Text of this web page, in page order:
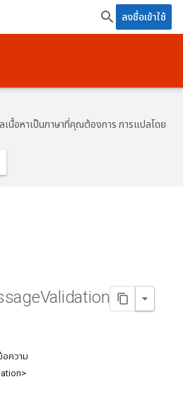
ลงชื่อเข้าใช้
เนื้อหาเป็นภาษาที่คุณต้องการ การแปลโดย
Validation
อความ